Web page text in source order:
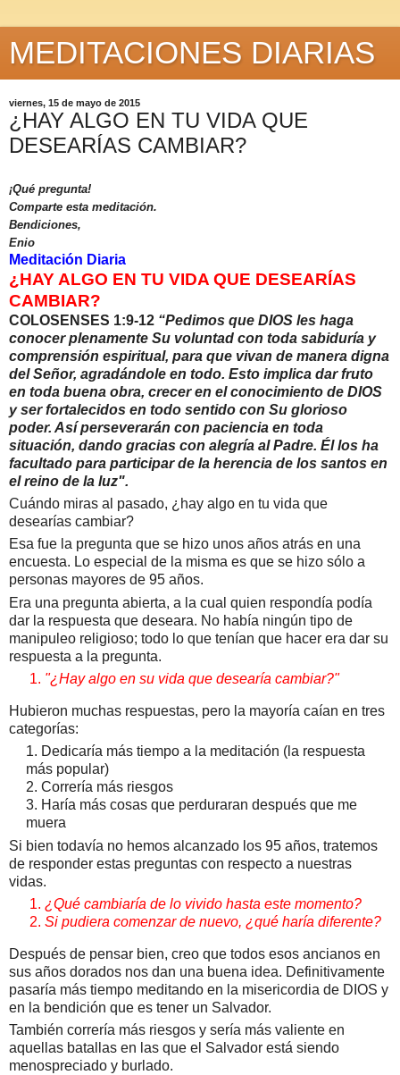
MEDITACIONES DIARIAS
viernes, 15 de mayo de 2015
¿HAY ALGO EN TU VIDA QUE
DESEARÍAS CAMBIAR?
¡Qué pregunta!
Comparte esta meditación.
Bendiciones,
Enio
Meditación Diaria
¿HAY ALGO EN TU VIDA QUE DESEARÍAS
CAMBIAR?
COLOSENSES 1:9-12 “Pedimos que DIOS les haga
conocer plenamente Su voluntad con toda sabiduría y
comprensión espiritual, para que vivan de manera digna
del Señor, agradándole en todo. Esto implica dar fruto
en toda buena obra, crecer en el conocimiento de DIOS
y ser fortalecidos en todo sentido con Su glorioso
poder. Así perseverarán con paciencia en toda
situación, dando gracias con alegría al Padre. Él los ha
facultado para participar de la herencia de los santos en
el reino de la luz".
Cuándo miras al pasado, ¿hay algo en tu vida que
desearías cambiar?
Esa fue la pregunta que se hizo unos años atrás en una
encuesta. Lo especial de la misma es que se hizo sólo a
personas mayores de 95 años.
Era una pregunta abierta, a la cual quien respondía podía
dar la respuesta que deseara. No había ningún tipo de
manipuleo religioso; todo lo que tenían que hacer era dar su
respuesta a la pregunta.
"¿Hay algo en su vida que desearía cambiar?"
Hubieron muchas respuestas, pero la mayoría caían en tres
categorías:
1. Dedicaría más tiempo a la meditación (la respuesta
más popular)
2. Correría más riesgos
3. Haría más cosas que perduraran después que me
muera
Si bien todavía no hemos alcanzado los 95 años, tratemos
de responder estas preguntas con respecto a nuestras
vidas.
¿Qué cambiaría de lo vivido hasta este momento?
Si pudiera comenzar de nuevo, ¿qué haría diferente?
Después de pensar bien, creo que todos esos ancianos en
sus años dorados nos dan una buena idea. Definitivamente
pasaría más tiempo meditando en la misericordia de DIOS y
en la bendición que es tener un Salvador.
También correría más riesgos y sería más valiente en
aquellas batallas en las que el Salvador está siendo
menospreciado y burlado.